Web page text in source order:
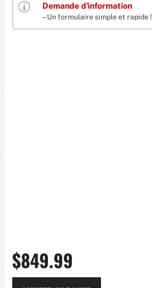
p Demande d'information
– Un formulaire simple et rapide !
$849.99